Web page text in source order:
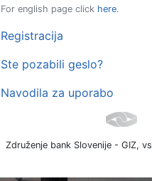
For english page click here.
Registracija
Ste pozabili geslo?
Navodila za uporabo
Združenje bank Slovenije - GIZ,